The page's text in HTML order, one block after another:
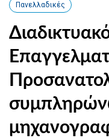
Πανελλαδικές